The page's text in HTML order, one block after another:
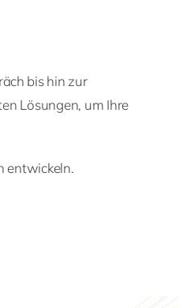
bis hin zur
Lösungen, um Ihre
entwickeln.